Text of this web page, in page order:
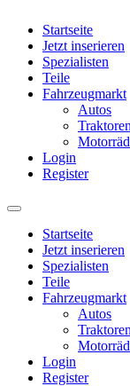
Startseite
Jetzt inserieren
Spezialisten
Teile
Fahrzeugmarkt
Autos
Traktoren
Login
Register
Startseite
Jetzt inserieren
Spezialisten
Teile
Fahrzeugmarkt
Autos
Traktoren
Login
Register